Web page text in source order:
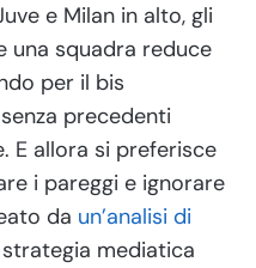
e Milan in alto, gli
una squadra reduce
per il bis
precedenti
E allora si preferisce
i pareggi e ignorare
da un’analisi di
mediatica